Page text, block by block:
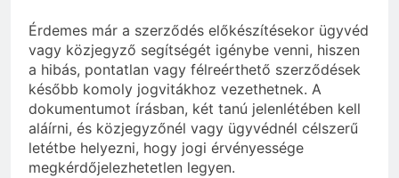
Érdemes már a szerződés előkészítésekor ügyvéd
vagy közjegyző segítségét igénybe venni, hiszen
a hibás, pontatlan vagy félreérthető szerződések
később komoly jogvitákhoz vezethetnek. A
dokumentumot írásban, két tanú jelenlétében kell
aláírni, és közjegyzőnél vagy ügyvédnél célszerű
letétbe helyezni, hogy jogi érvényessége
megkérdőjelezhetetlen legyen.